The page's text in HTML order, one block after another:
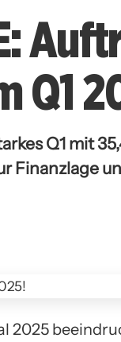
Q1
Q1 mit
Finanzlage
2025